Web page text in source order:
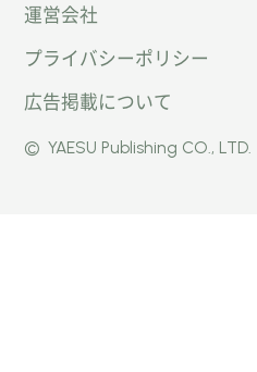
ン
パー」
公式 Faceb
運営会社
プライバシーポリシー
広告掲載について
© YAESU Publishing CO., LTD.